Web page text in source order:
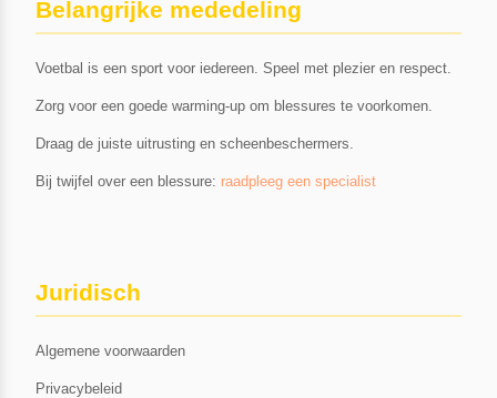
Belangrijke mededeling
Voetbal is een sport voor iedereen. Speel met plezier en respect.
Zorg voor een goede warming-up om blessures te voorkomen.
Draag de juiste uitrusting en scheenbeschermers.
Bij twijfel over een blessure: raadpleeg een specialist
Juridisch
Algemene voorwaarden
Privacybeleid